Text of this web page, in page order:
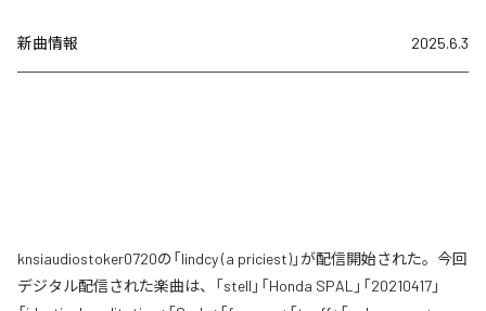
新曲情報 2025.6.3
knsiaudiostoker0720の「lindcy (a priciest)」が配信開始された。今回
デジタル配信された楽曲は、「stell」「Honda SPAL」「20210417」